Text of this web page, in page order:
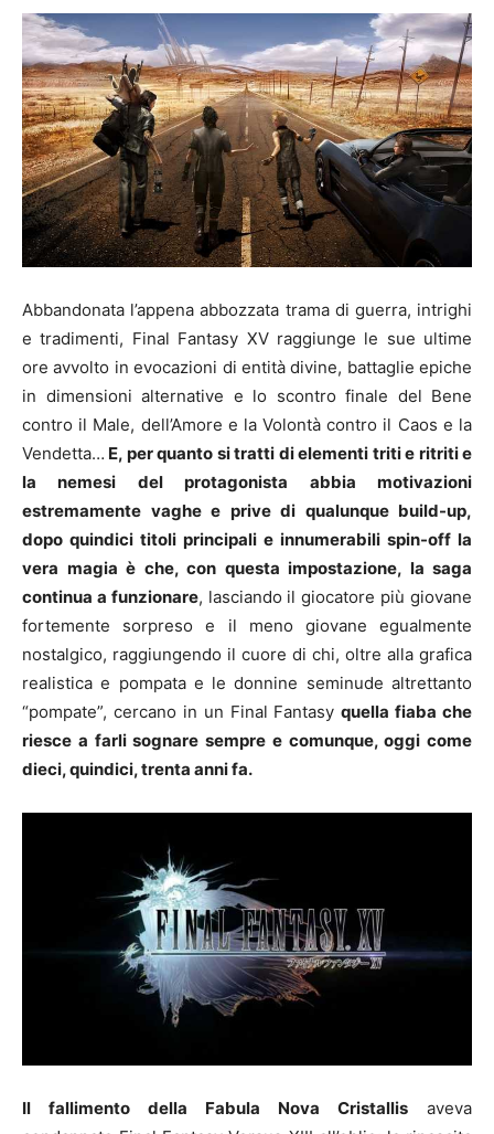
Abbandonata l’appena abbozzata trama di guerra, intrighi
e tradimenti, Final Fantasy XV raggiunge le sue ultime
ore avvolto in evocazioni di entità divine, battaglie epiche
in dimensioni alternative e lo scontro finale del Bene
contro il Male, dell’Amore e la Volontà contro il Caos e la
Vendetta… E, per quanto si tratti di elementi triti e ritriti e
la nemesi del protagonista abbia motivazioni
estremamente vaghe e prive di qualunque build-up,
dopo quindici titoli principali e innumerabili spin-off la
vera magia è che, con questa impostazione, la saga
continua a funzionare, lasciando il giocatore più giovane
fortemente sorpreso e il meno giovane egualmente
nostalgico, raggiungendo il cuore di chi, oltre alla grafica
realistica e pompata e le donnine seminude altrettanto
“pompate”, cercano in un Final Fantasyquella fiaba che
riesce a farli sognare sempre e comunque, oggi come
dieci, quindici, trenta anni fa.
Il fallimento della Fabula Nova Cristallis aveva